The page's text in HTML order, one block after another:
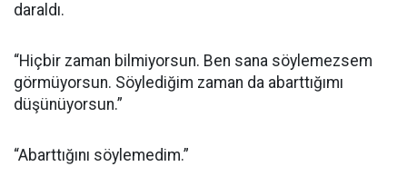
daraldı.
“Hiçbir zaman bilmiyorsun. Ben sana söylemezsem
görmüyorsun. Söylediğim zaman da abarttığımı
düşünüyorsun.”
“Abarttığını söylemedim.”